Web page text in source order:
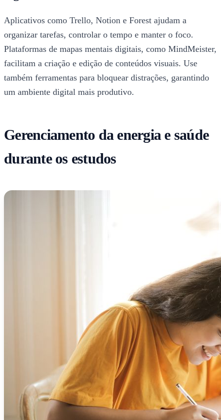
Aplicativos como Trello, Notion e Forest ajudam a
organizar tarefas, controlar o tempo e manter o foco.
Plataformas de mapas mentais digitais, como MindMeister,
facilitam a criação e edição de conteúdos visuais. Use
também ferramentas para bloquear distrações, garantindo
um ambiente digital mais produtivo.
Gerenciamento da energia e saúde
durante os estudos